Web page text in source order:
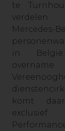
te
Mercedes-
in
komt